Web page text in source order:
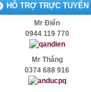
HỖ TRỢ TRỰC TUYẾN
Mr Điển
0944 119 770
Mr Thắng
0374 688 916